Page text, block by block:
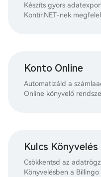
Készíts gyors
Kontír.NET-nek
Konto Online
Automatizáld a
Online könyvelő
Kulcs Könyvelés
Csökkentsd az
Könyvelésben a